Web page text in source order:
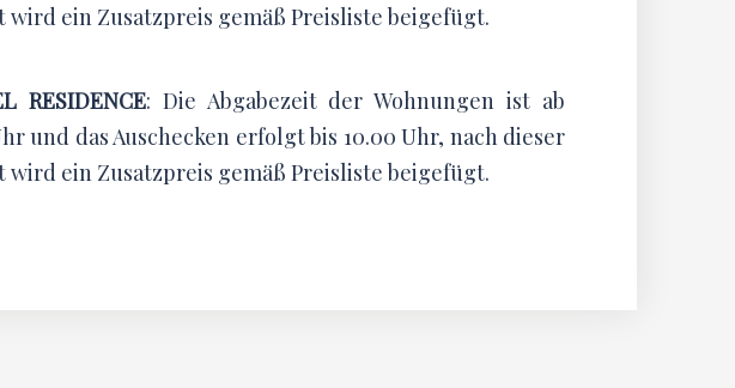
wird ein Zusatzpreis gemäß Preisliste beigefügt.
RESIDENCE: Die Abgabezeit der Wohnungen ist ab
und das Auschecken erfolgt bis 10.00 Uhr, nach dieser
wird ein Zusatzpreis gemäß Preisliste beigefügt.